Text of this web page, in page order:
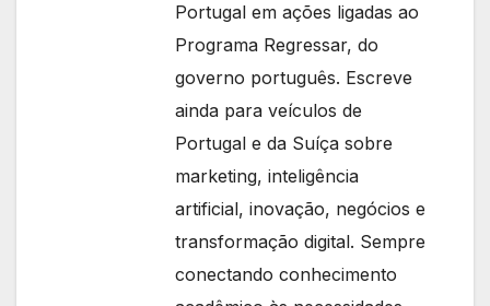
Portugal em ações ligadas ao
Programa Regressar, do
governo português. Escreve
ainda para veículos de
Portugal e da Suíça sobre
marketing, inteligência
artificial, inovação, negócios e
transformação digital. Sempre
conectando conhecimento